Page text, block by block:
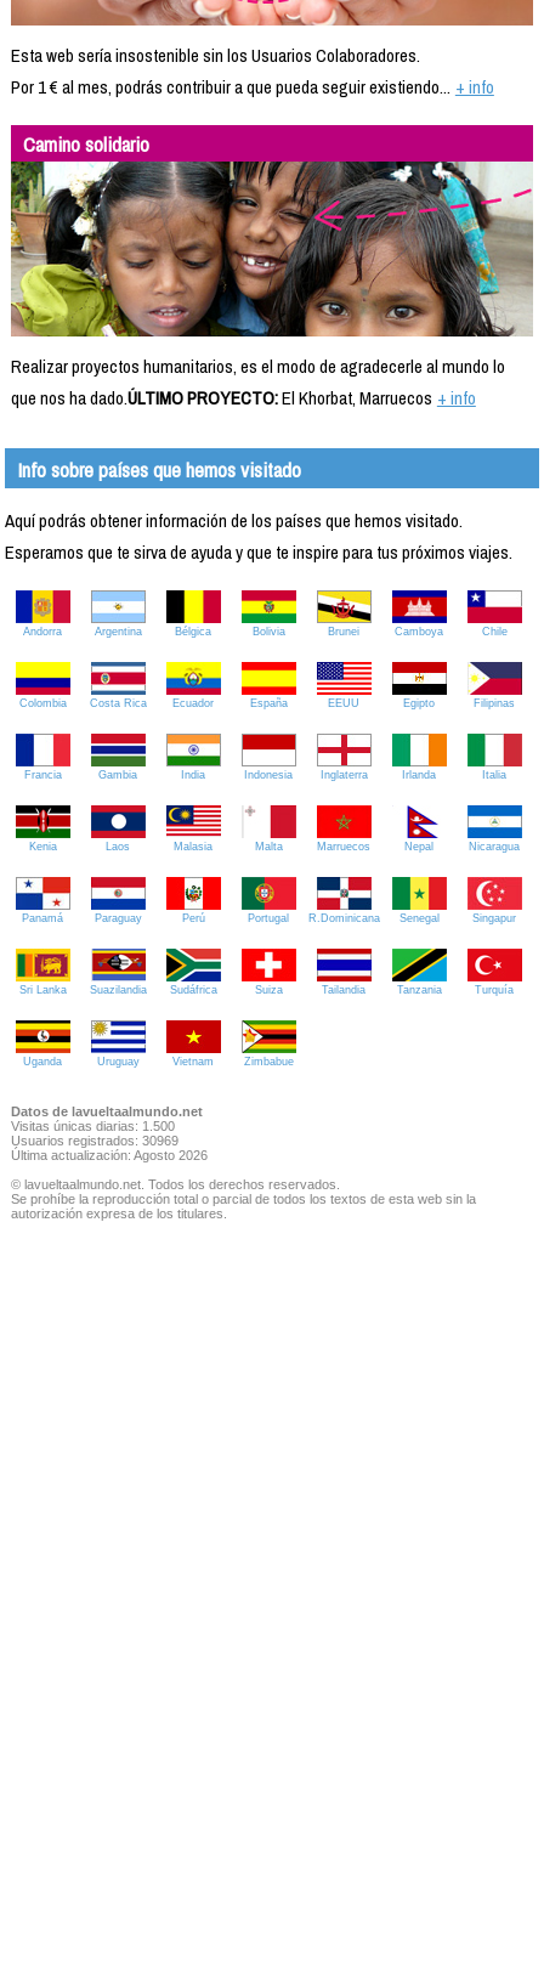
Esta web sería insostenible sin los Usuarios Colaboradores.
Por 1 € al mes, podrás contribuir a que pueda seguir existiendo... + info
Camino solidario
Realizar proyectos humanitarios, es el modo de agradecerle al mundo lo
que nos ha dado.ÚLTIMO PROYECTO:El Khorbat, Marruecos + info
Info sobre países que hemos visitado
Aquí podrás obtener información de los países que hemos visitado.
Esperamos que te sirva de ayuda y que te inspire para tus próximos viajes.
Andorra Argentina Bélgica Bolivia Brunei Camboya Chile
Colombia Costa Rica Ecuador España EEUU Egipto Filipinas
Francia Gambia India Indonesia Inglaterra Irlanda Italia
Kenia Laos Malasia Malta Marruecos Nepal Nicaragua
Panamá Paraguay Perú Portugal R.Dominicana Senegal Singapur
Sri Lanka Suazilandia Sudáfrica Suiza Tailandia Tanzania Turquía
Uganda Uruguay Vietnam Zimbabue
Datos de lavueltaalmundo.net
Visitas únicas diarias: 1.500
Usuarios registrados: 30969
Última actualización: Agosto 2026
© lavueltaalmundo.net. Todos los derechos reservados.
Se prohíbe la reproducción total o parcial de todos los textos de esta web sin la
autorización expresa de los titulares.